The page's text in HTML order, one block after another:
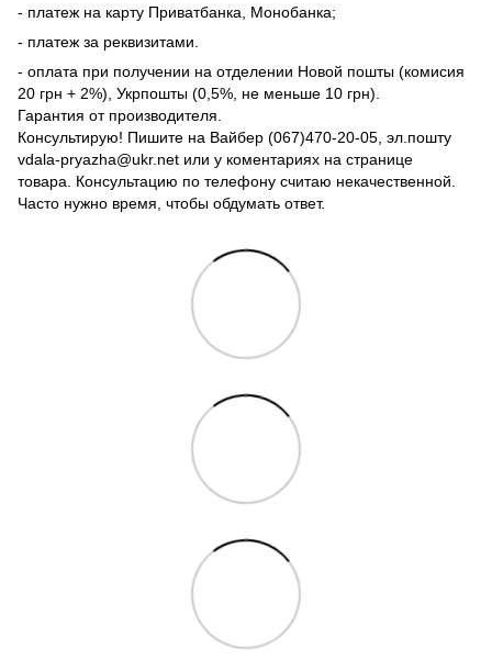
- платеж на карту Приватбанка, Монобанка;
- платеж за реквизитами.
- оплата при получении на отделении Новой пошты (комисия
20 грн + 2%), Укрпошты (0,5%, не меньше 10 грн).
Гарантия от производителя.
Консультирую! Пишите на Вайбер (067)470-20-05, эл.пошту
vdala-pryazha@ukr.net или у коментариях на странице
товара. Консультацию по телефону считаю некачественной.
Часто нужно время, чтобы обдумать ответ.